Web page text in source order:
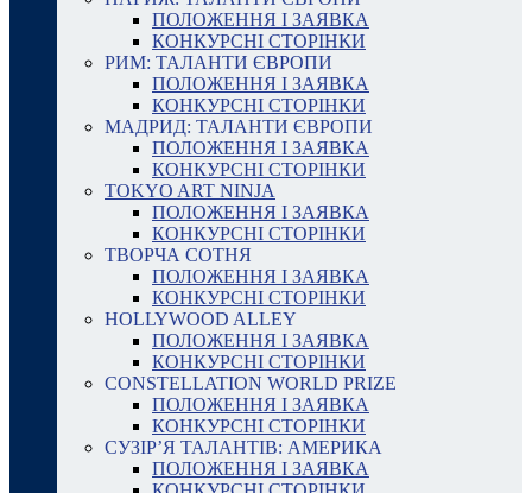
ПОЛОЖЕННЯ І ЗАЯВКА
КОНКУРСНІ СТОРІНКИ
РИМ: ТАЛАНТИ ЄВРОПИ
ПОЛОЖЕННЯ І ЗАЯВКА
КОНКУРСНІ СТОРІНКИ
МАДРИД: ТАЛАНТИ ЄВРОПИ
ПОЛОЖЕННЯ І ЗАЯВКА
КОНКУРСНІ СТОРІНКИ
TOKYO ART NINJA
ПОЛОЖЕННЯ І ЗАЯВКА
КОНКУРСНІ СТОРІНКИ
ТВОРЧА СОТНЯ
ПОЛОЖЕННЯ І ЗАЯВКА
КОНКУРСНІ СТОРІНКИ
HOLLYWOOD ALLEY
ПОЛОЖЕННЯ І ЗАЯВКА
КОНКУРСНІ СТОРІНКИ
CONSTELLATION WORLD PRIZE
ПОЛОЖЕННЯ І ЗАЯВКА
КОНКУРСНІ СТОРІНКИ
СУЗІР’Я ТАЛАНТІВ: АМЕРИКА
ПОЛОЖЕННЯ І ЗАЯВКА